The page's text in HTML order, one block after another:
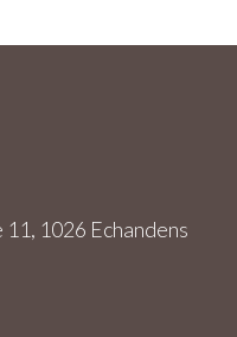
1026 Echandens